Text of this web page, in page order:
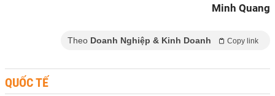
Minh Quang
Theo Doanh Nghiệp & Kinh Doanh Copy link
QUỐC TẾ